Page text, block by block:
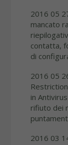
2016 05
mancato
contatta,
di
2016 05
in
rifiuto dei
2016 03